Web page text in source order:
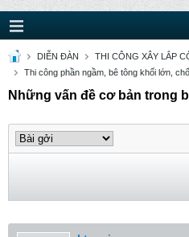
DIỄN ĐÀN
THI CÔNG XÂY LẮP
Thi công phần ngầm, bê tông khối lớn,
Những vấn đề cơ bản trong